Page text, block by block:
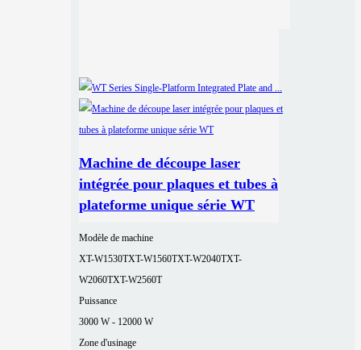
Machine de découpe laser
intégrée pour plaques et tubes à
plateforme unique série WT
Modèle de machine
XT-W1530TXT-W1560TXT-W2040TXT-
W2060TXT-W2560T
Puissance
3000 W - 12000 W
Zone d'usinage